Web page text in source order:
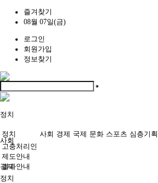
즐겨찾기
08월 07일(금)
로그인
회원가입
정보찾기
정치
사회
경제
정치 사회 경제 국제 문화 스포츠 심층기획
고충처리인
제도안내
결과안내
정치